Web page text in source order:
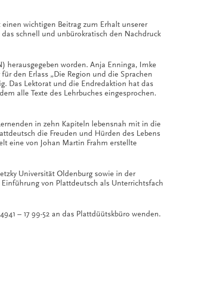
wichtigen Beitrag zum Erhalt unserer
schnell und unbürokratisch den Nachdruck
herausgegeben worden. Anja Enninga, Imke
den Erlass „Die Region und die Sprachen
Das Lektorat und die Endredaktion hat das
alle Texte des Lehrbuches eingesprochen.
in zehn Kapiteln lebensnah mit in die
die Freuden und Hürden des Lebens
eine von Johan Martin Frahm erstellte
Universität Oldenburg sowie in der
von Plattdeutsch als Unterrichtsfach
– 17 99-52 an das Plattdüütskbüro wenden.